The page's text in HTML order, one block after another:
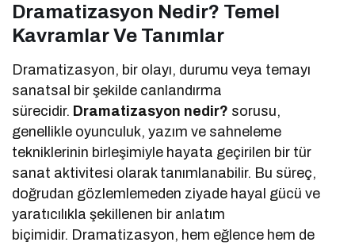
Dramatizasyon Nedir? Temel
Kavramlar Ve Tanımlar
Dramatizasyon, bir olayı, durumu veya temayı
sanatsal bir şekilde canlandırma
sürecidir. Dramatizasyon nedir? sorusu,
genellikle oyunculuk, yazım ve sahneleme
tekniklerinin birleşimiyle hayata geçirilen bir tür
sanat aktivitesi olarak tanımlanabilir. Bu süreç,
doğrudan gözlemlemeden ziyade hayal gücü ve
yaratıcılıkla şekillenen bir anlatım
biçimidir. Dramatizasyon, hem eğlence hem de